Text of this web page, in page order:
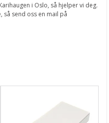
i Oslo, så hjelper vi deg.
så send oss en mail på